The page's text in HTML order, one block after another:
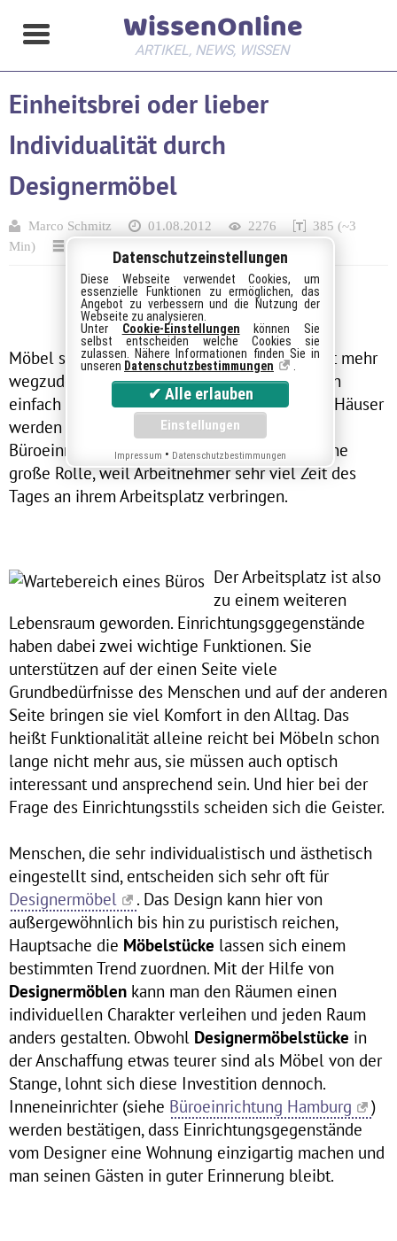
WissenOnline
ARTIKEL, NEWS, WISSEN
Einheitsbrei oder lieber
Individualität durch
Designermöbel
Marco Schmitz 01.08.2012 2276
385 (~3
Min)
Möbel sind aus dem täglichen Leben gar nicht mehr
wegzudenken. Sie gehören zu den Inneräumen
einfach dazu. Doch nicht nur Wohnungen und Häuser
werden mit
ausgestattet, auch die
Büroeinrichtung spielt im modernen Leben eine
große Rolle, weil Arbeitnehmer sehr viel Zeit des
Tages an ihrem Arbeitsplatz verbringen.
Der Arbeitsplatz ist also
zu einem weiteren
Lebensraum geworden. Einrichtungsggegenstände
haben dabei zwei wichtige Funktionen. Sie
unterstützen auf der einen Seite viele
Grundbedürfnisse des Menschen und auf der anderen
Seite bringen sie viel Komfort in den Alltag. Das
heißt Funktionalität alleine reicht bei Möbeln schon
lange nicht mehr aus, sie müssen auch optisch
interessant und ansprechend sein. Und hier bei der
Frage des Einrichtungsstils scheiden sich die Geister.
Menschen, die sehr individualistisch und ästhetisch
eingestellt sind, entscheiden sich sehr oft für
Designermöbel
. Das Design kann hier von
außergewöhnlich bis hin zu puristisch reichen,
Hauptsache die Möbelstücke lassen sich einem
bestimmten Trend zuordnen. Mit der Hilfe von
Designermöblen kann man den Räumen einen
individuellen Charakter verleihen und jeden Raum
anders gestalten. Obwohl Designermöbelstücke in
der Anschaffung etwas teurer sind als Möbel von der
Stange, lohnt sich diese Investition dennoch.
Inneneinrichter (siehe Büroeinrichtung Hamburg
)
werden bestätigen, dass Einrichtungsgegenstände
vom Designer eine Wohnung einzigartig machen und
man seinen Gästen in guter Erinnerung bleibt.
Datenschutzeinstellungen
Diese Webseite verwendet Cookies, um
essenzielle Funktionen zu ermöglichen, das
Angebot zu verbessern und die Nutzung der
Webseite zu analysieren.
Unter Cookie-Einstellungen können Sie
selbst entscheiden welche Cookies sie
zulassen. Nähere Informationen finden Sie in
unseren Datenschutzbestimmungen
Impressum • Datenschutzbestimmungen